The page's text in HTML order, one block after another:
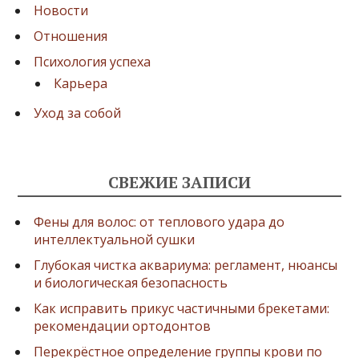
Новости
Отношения
Психология успеха
Карьера
Уход за собой
СВЕЖИЕ ЗАПИСИ
Фены для волос: от теплового удара до
интеллектуальной сушки
Глубокая чистка аквариума: регламент, нюансы
и биологическая безопасность
Как исправить прикус частичными брекетами:
рекомендации ортодонтов
Перекрёстное определение группы крови по